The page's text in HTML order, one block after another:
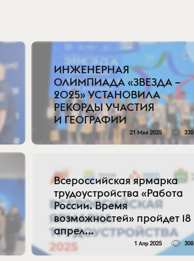
ИНЖЕНЕРНАЯ
ОЛИМПИАДА «ЗВЕЗДА –
2025» УСТАНОВИЛА
РЕКОРДЫ УЧАСТИЯ
И ГЕОГРАФИИ
21 Мая 2025 330
Всероссийская ярмарка
трудоустройства «Работа
России. Время
возможностей» пройдет 18
апрел...
1 Апр 2025 308